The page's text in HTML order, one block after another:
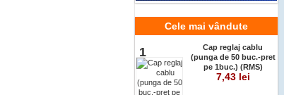
Cele mai vândute
1
Cap reglaj cablu
(punga de 50 buc.-pret
pe 1buc.) (RMS)
7,43 lei